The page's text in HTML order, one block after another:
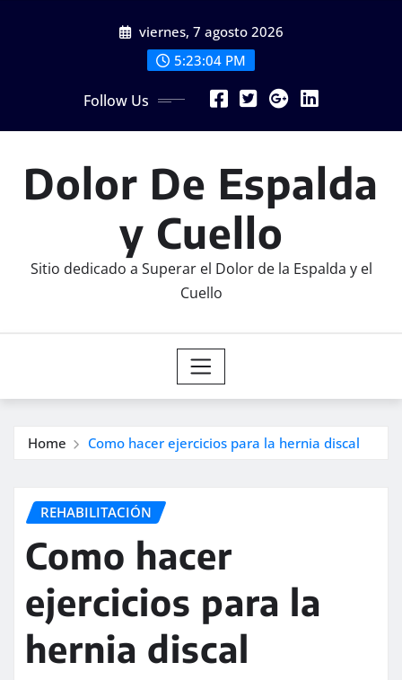
viernes, 7 agosto 2026
5:23:05 PM
Follow Us
Dolor De Espalda
y Cuello
Sitio dedicado a Superar el Dolor de la Espalda y el
Cuello
Home Como hacer ejercicios para la hernia discal
REHABILITACIÓN
Como hacer
ejercicios para la
hernia discal